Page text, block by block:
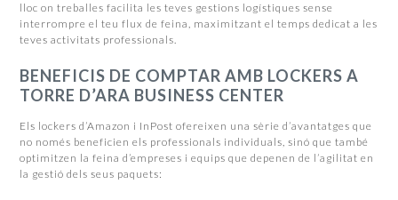
lloc on treballes facilita les teves gestions logístiques sense
interrompre el teu flux de feina, maximitzant el temps dedicat a les
teves activitats professionals.
BENEFICIS DE COMPTAR AMB LOCKERS A
TORRE D’ARA BUSINESS CENTER
Els lockers d’Amazon i InPost ofereixen una sèrie d’avantatges que
no només beneficien els professionals individuals, sinó que també
optimitzen la feina d’empreses i equips que depenen de l’agilitat en
la gestió dels seus paquets: